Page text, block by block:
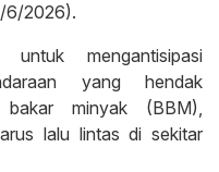
6/2026).
mengantisipasi
yang hendak
bakar minyak (BBM),
lalu lintas di sekitar